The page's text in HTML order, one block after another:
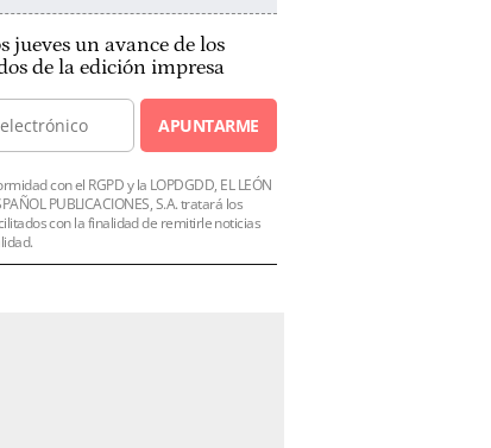
jueves un avance de los
de la edición impresa
APUNTARME
con el RGPD y la LOPDGDD, EL LEÓN
PUBLICACIONES, S.A. tratará los
con la finalidad de remitirle noticias